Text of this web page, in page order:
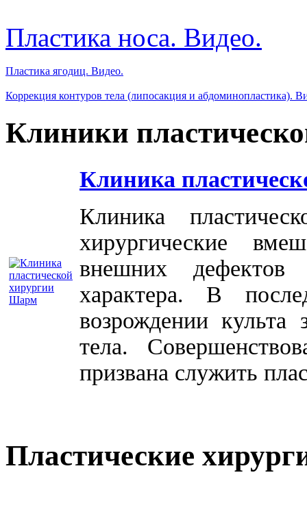
Пластика носа. Видео.
Пластика ягодиц. Видео.
Коррекция контуров тела (липосакция и абдоминопластика).
Клиники
Клиника
Клиника
хирургические
внешних дефектов
характера. В
возрождении культа
тела.
призвана служить
Пластические